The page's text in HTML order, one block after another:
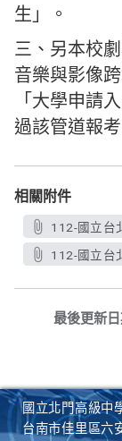
生」。
三、另本校
音樂與影像
「大學申請
過該管道報考
相關附件
112-國立台
112-國立台
最後更新日
國立北門高級
台南市佳里區